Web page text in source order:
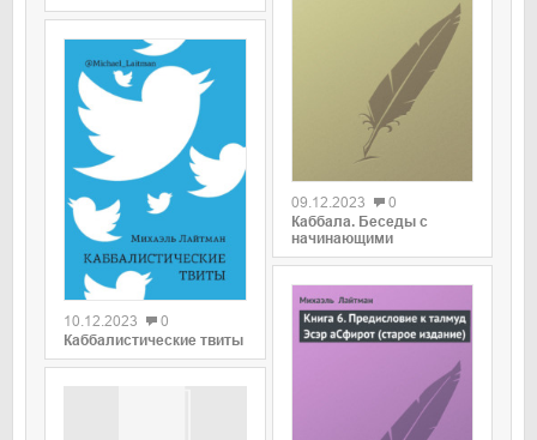
10.12.2023
0
Каббалистические твиты
09.12.2023
0
Каббала. Беседы с
начинающими